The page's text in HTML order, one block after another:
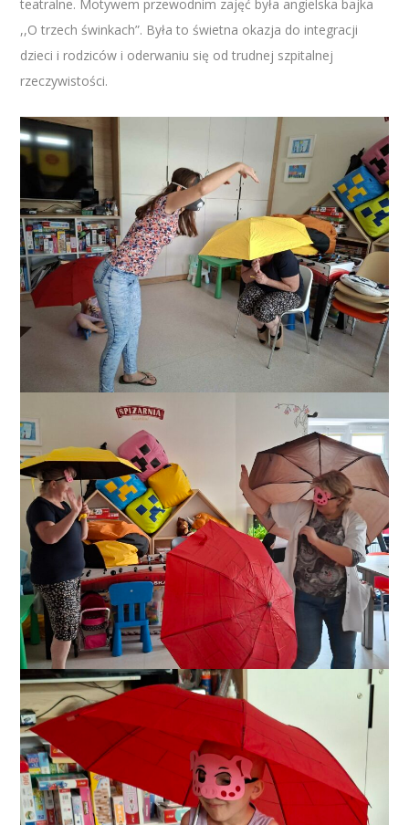
teatralne. Motywem przewodnim zajęć była angielska bajka
,,O trzech świnkach”. Była to świetna okazja do integracji
dzieci i rodziców i oderwaniu się od trudnej szpitalnej
rzeczywistości.